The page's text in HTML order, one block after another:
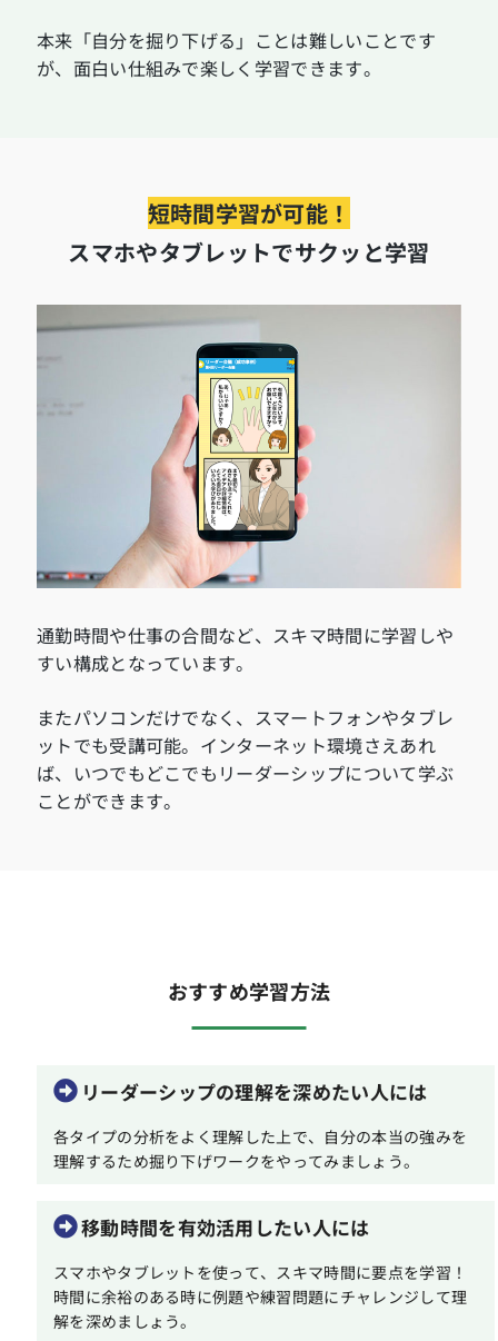
本来「自分を掘り下げる」ことは難しいことです
が、面白い仕組みで楽しく学習できます。
短時間学習が可能！
スマホやタブレットでサクッと学習
通勤時間や仕事の合間など、スキマ時間に学習しや
すい構成となっています。
またパソコンだけでなく、スマートフォンやタブレ
ットでも受講可能。インターネット環境さえあれ
ば、いつでもどこでもリーダーシップについて学ぶ
ことができます。
おすすめ学習方法
リーダーシップの理解を深めたい人には
各タイプの分析をよく理解した上で、自分の本当の強みを
理解するため掘り下げワークをやってみましょう。
移動時間を有効活用したい人には
スマホやタブレットを使って、スキマ時間に要点を学習！
時間に余裕のある時に例題や練習問題にチャレンジして理
解を深めましょう。